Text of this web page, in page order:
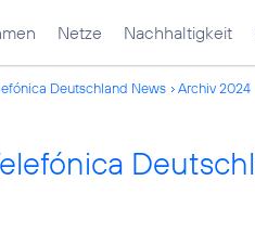
Netze Nachhaltigkeit
Deutschland News Archiv 2024